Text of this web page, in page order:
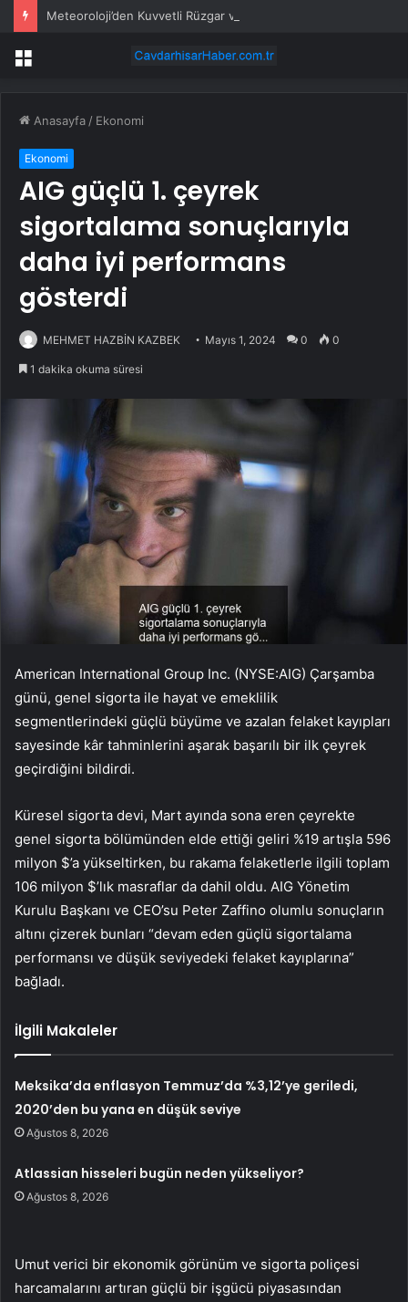
Meteoroloji’den Kuvvetli Rüzgar ve Sağanak Uyarısı
Menü
Anasayfa / Ekonomi
Ekonomi
AIG güçlü 1. çeyrek
sigortalama sonuçlarıyla
daha iyi performans
gösterdi
MEHMET HAZBİN KAZBEK Mayıs 1, 2024 0 0
1 dakika okuma süresi
American International Group Inc. (NYSE:AIG) Çarşamba
günü, genel sigorta ile hayat ve emeklilik
segmentlerindeki güçlü büyüme ve azalan felaket kayıpları
sayesinde kâr tahminlerini aşarak başarılı bir ilk çeyrek
geçirdiğini bildirdi.
Küresel sigorta devi, Mart ayında sona eren çeyrekte
genel sigorta bölümünden elde ettiği geliri %19 artışla 596
milyon $’a yükseltirken, bu rakama felaketlerle ilgili toplam
106 milyon $’lık masraflar da dahil oldu. AIG Yönetim
Kurulu Başkanı ve CEO’su Peter Zaffino olumlu sonuçların
altını çizerek bunları “devam eden güçlü sigortalama
performansı ve düşük seviyedeki felaket kayıplarına”
bağladı.
İlgili Makaleler
Meksika’da enflasyon Temmuz’da %3,12’ye geriledi,
2020’den bu yana en düşük seviye
Ağustos 8, 2026
Atlassian hisseleri bugün neden yükseliyor?
Ağustos 8, 2026
Umut verici bir ekonomik görünüm ve sigorta poliçesi
harcamalarını artıran güçlü bir işgücü piyasasından